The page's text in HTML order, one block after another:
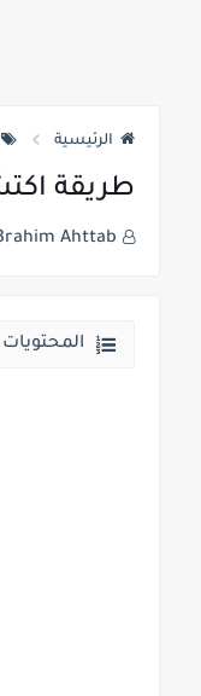
الرئيسية
طريقة
Ahttab
المحتويات